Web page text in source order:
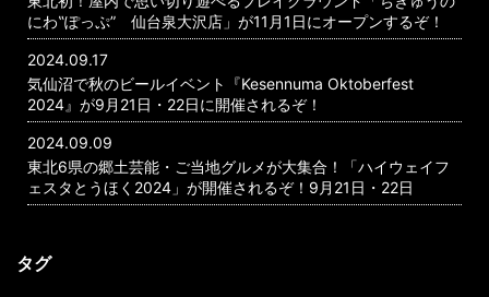
にわ‟ぽっぷ” 仙台泉大沢店」が11月1日にオープンするぞ！
2024.09.17
気仙沼で秋のビールイベント『Kesennuma Oktoberfest
2024』が9月21日・22日に開催されるぞ！
2024.09.09
東北6県の郷土芸能・ご当地グルメが大集合！「ハイウェイフ
ェスタとうほく2024」が開催されるぞ！9月21日・22日
タグ